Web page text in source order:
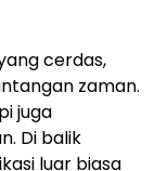
cerdas,
zaman.
juga
Di balik
luar biasa